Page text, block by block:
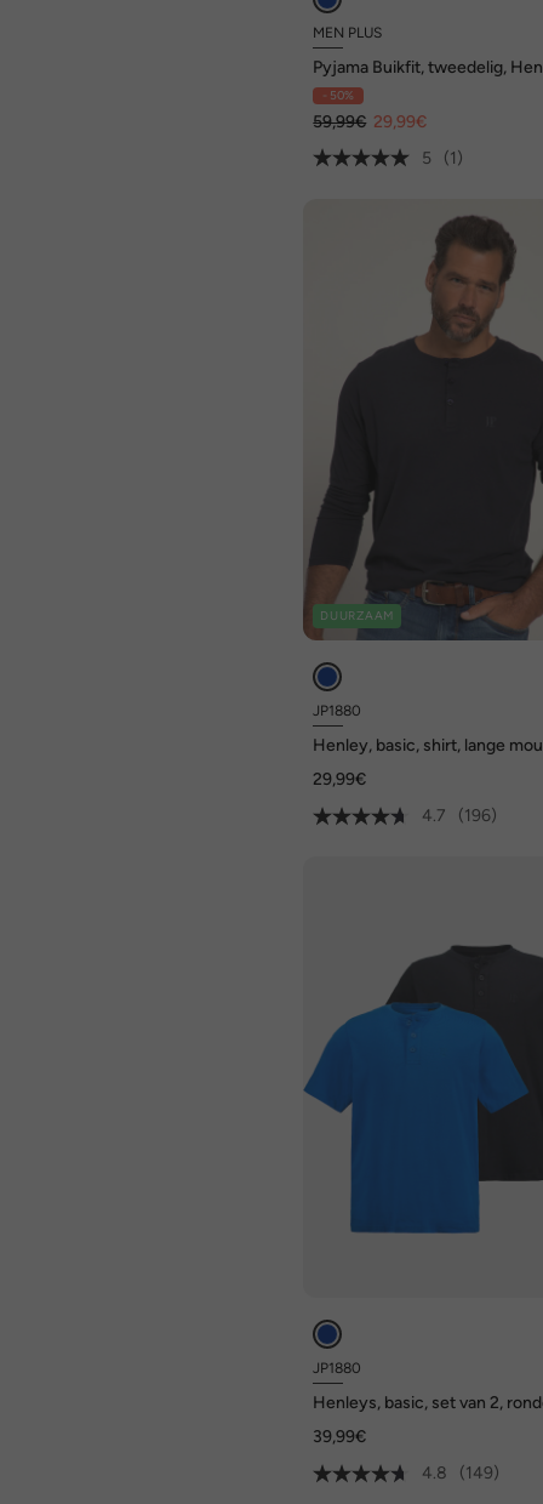
MEN PLUS
Pyjama Buikfit, tweedelig,
shirt met lange mouwen,
broek, Modern Fit, tot 8 XL
- 50%
59,99€ 29,99€
5
(1)
DUURZAAM
JP1880
Henley, basic, shirt, lange
29,99€
4.7
(196)
JP1880
Henleys, basic, set van 2,
39,99€
4.8
(149)